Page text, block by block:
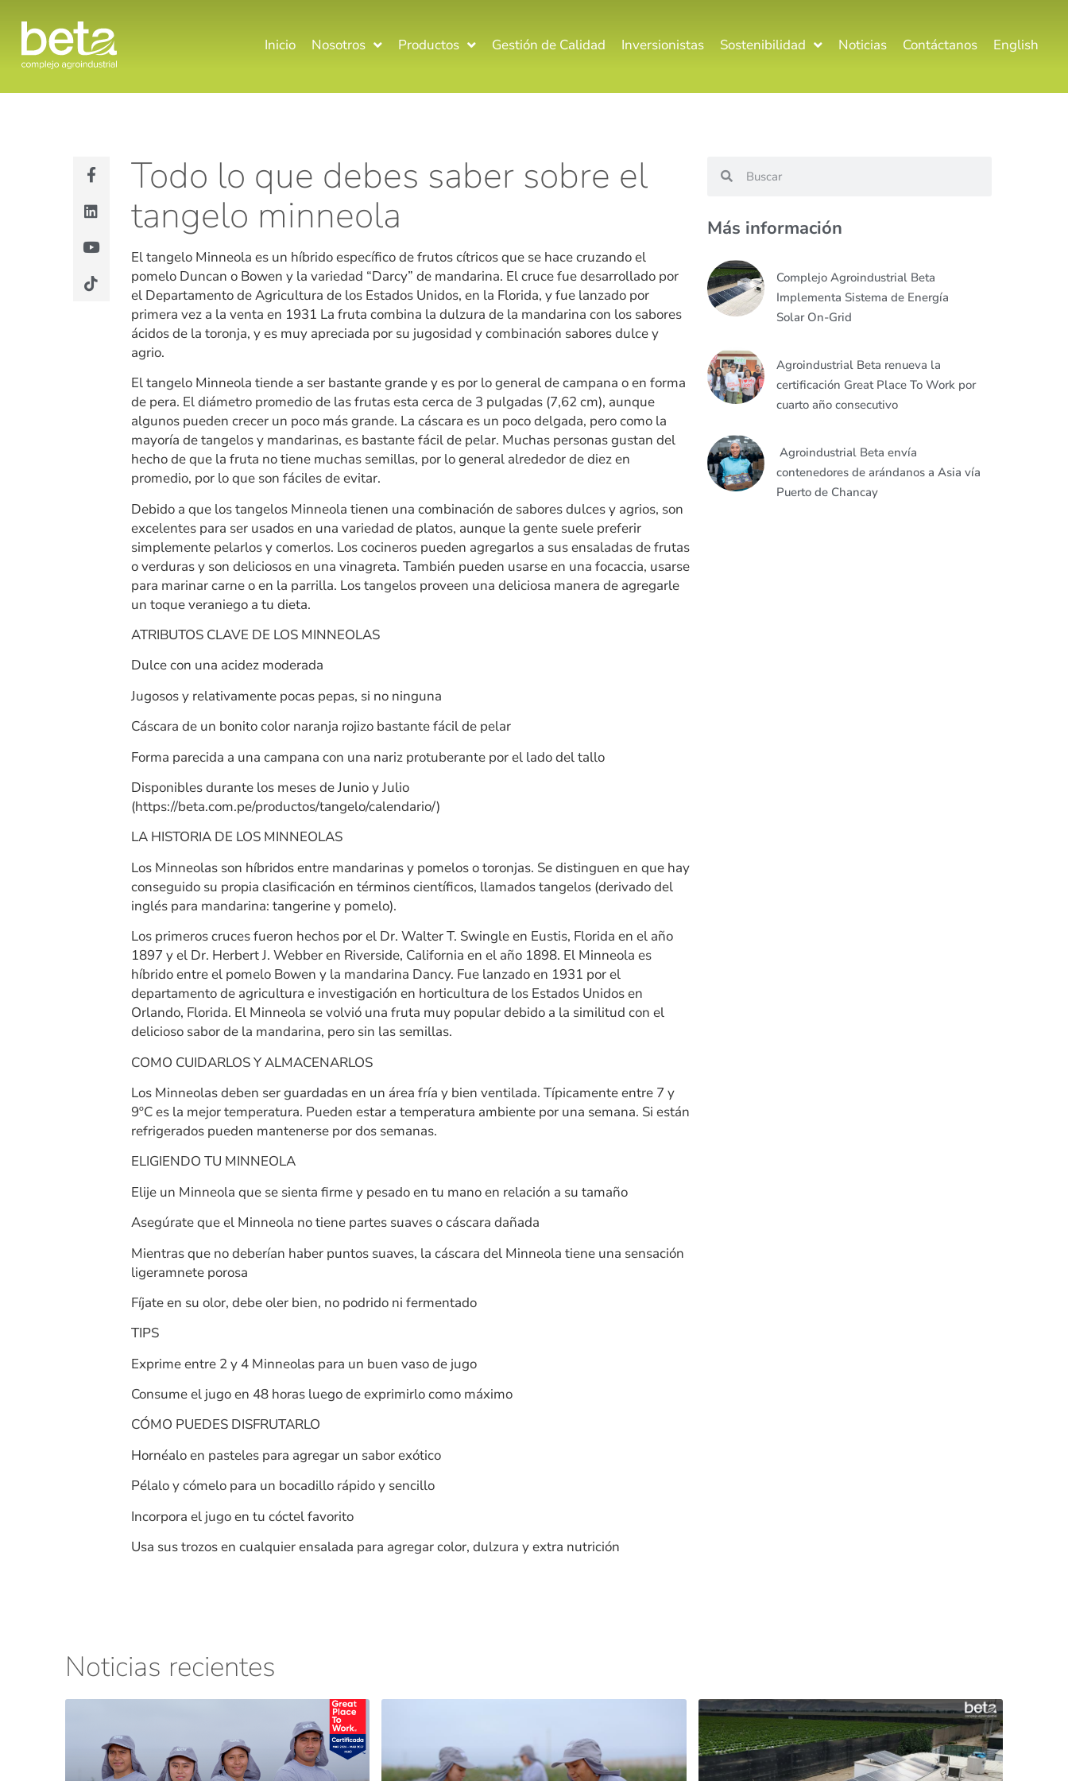
Inicio Nosotros Productos Gestión de Calidad Inversionistas Sostenibilidad Noticias Contáctanos English
Todo lo que debes saber sobre el
tangelo minneola
El tangelo Minneola es un híbrido específico de frutos cítricos que se hace cruzando el
pomelo Duncan o Bowen y la variedad “Darcy” de mandarina. El cruce fue desarrollado por
el Departamento de Agricultura de los Estados Unidos, en la Florida, y fue lanzado por
primera vez a la venta en 1931 La fruta combina la dulzura de la mandarina con los sabores
ácidos de la toronja, y es muy apreciada por su jugosidad y combinación sabores dulce y
agrio.
El tangelo Minneola tiende a ser bastante grande y es por lo general de campana o en forma
de pera. El diámetro promedio de las frutas esta cerca de 3 pulgadas (7,62 cm), aunque
algunos pueden crecer un poco más grande. La cáscara es un poco delgada, pero como la
mayoría de tangelos y mandarinas, es bastante fácil de pelar. Muchas personas gustan del
hecho de que la fruta no tiene muchas semillas, por lo general alrededor de diez en
promedio, por lo que son fáciles de evitar.
Debido a que los tangelos Minneola tienen una combinación de sabores dulces y agrios, son
excelentes para ser usados en una variedad de platos, aunque la gente suele preferir
simplemente pelarlos y comerlos. Los cocineros pueden agregarlos a sus ensaladas de frutas
o verduras y son deliciosos en una vinagreta. También pueden usarse en una focaccia, usarse
para marinar carne o en la parrilla. Los tangelos proveen una deliciosa manera de agregarle
un toque veraniego a tu dieta.
ATRIBUTOS CLAVE DE LOS MINNEOLAS
Dulce con una acidez moderada
Jugosos y relativamente pocas pepas, si no ninguna
Cáscara de un bonito color naranja rojizo bastante fácil de pelar
Forma parecida a una campana con una nariz protuberante por el lado del tallo
Disponibles durante los meses de Junio y Julio
(https://beta.com.pe/productos/tangelo/calendario/)
LA HISTORIA DE LOS MINNEOLAS
Los Minneolas son híbridos entre mandarinas y pomelos o toronjas. Se distinguen en que hay
conseguido su propia clasificación en términos científicos, llamados tangelos (derivado del
inglés para mandarina: tangerine y pomelo).
Los primeros cruces fueron hechos por el Dr. Walter T. Swingle en Eustis, Florida en el año
1897 y el Dr. Herbert J. Webber en Riverside, California en el año 1898. El Minneola es
híbrido entre el pomelo Bowen y la mandarina Dancy. Fue lanzado en 1931 por el
departamento de agricultura e investigación en horticultura de los Estados Unidos en
Orlando, Florida. El Minneola se volvió una fruta muy popular debido a la similitud con el
delicioso sabor de la mandarina, pero sin las semillas.
COMO CUIDARLOS Y ALMACENARLOS
Los Minneolas deben ser guardadas en un área fría y bien ventilada. Típicamente entre 7 y
9ºC es la mejor temperatura. Pueden estar a temperatura ambiente por una semana. Si están
refrigerados pueden mantenerse por dos semanas.
ELIGIENDO TU MINNEOLA
Elije un Minneola que se sienta firme y pesado en tu mano en relación a su tamaño
Asegúrate que el Minneola no tiene partes suaves o cáscara dañada
Mientras que no deberían haber puntos suaves, la cáscara del Minneola tiene una sensación
ligeramnete porosa
Fíjate en su olor, debe oler bien, no podrido ni fermentado
TIPS
Exprime entre 2 y 4 Minneolas para un buen vaso de jugo
Consume el jugo en 48 horas luego de exprimirlo como máximo
CÓMO PUEDES DISFRUTARLO
Hornéalo en pasteles para agregar un sabor exótico
Pélalo y cómelo para un bocadillo rápido y sencillo
Incorpora el jugo en tu cóctel favorito
Usa sus trozos en cualquier ensalada para agregar color, dulzura y extra nutrición
Más información
Complejo Agroindustrial Beta
Implementa Sistema de Energía
Solar On-Grid
Agroindustrial Beta renueva la
certificación Great Place To Work por
cuarto año consecutivo
Agroindustrial Beta envía
contenedores de arándanos a Asia vía
Puerto de Chancay
Noticias recientes